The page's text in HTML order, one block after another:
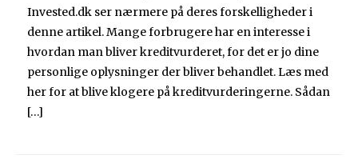
Invested.dk ser nærmere på deres forskelligheder i
denne artikel. Mange forbrugere har en interesse i
hvordan man bliver kreditvurderet, for det er jo dine
personlige oplysninger der bliver behandlet. Læs med
her for at blive klogere på kreditvurderingerne. Sådan
[…]